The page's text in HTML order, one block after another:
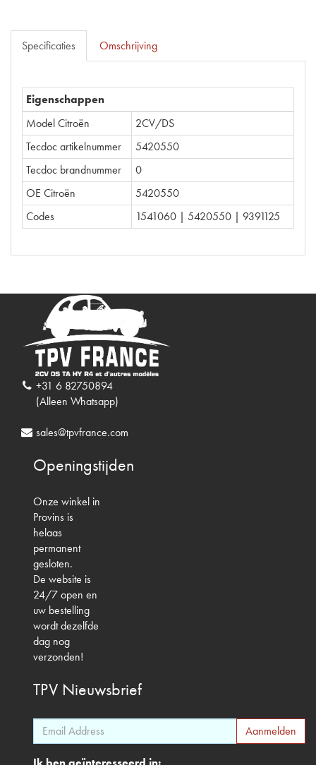
Specificaties Omschrijving
Eigenschappen
Model Citroën
2CV/DS
Tecdoc artikelnummer
5420550
Tecdoc brandnummer
0
OE Citroën
5420550
Codes
1541060 | 5420550 | 9391125
+31 6 82750894
(Alleen Whatsapp)
sales@tpvfrance.com
Openingstijden
Onze winkel in
Provins is
helaas
permanent
gesloten.
De website is
24/7 open en
uw bestelling
wordt dezelfde
dag nog
verzonden!
TPV Nieuwsbrief